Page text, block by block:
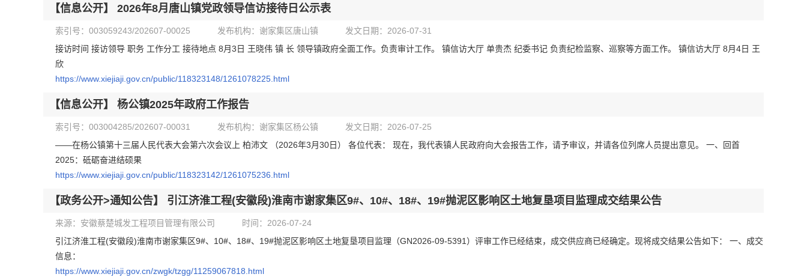
【信息公开】 2026年8月唐山镇党政领导信访接待日公示表
索引号：003059243/202607-00025 发布机构：谢家集区唐山镇
发文日期：2026-07-31
接访时间 接访领导 职务 工作分工 接待地点 8月3日 王晓伟 镇 长 领导镇政府全面工作。负责审计工作。 镇信访大厅 单贵杰 纪委书记 负责纪检监察、巡察等方面工作。 镇信访大厅 8月4日 王
欣
https://www.xiejiaji.gov.cn/public/118323148/1261078225.html
【信息公开】 杨公镇2025年政府工作报告
索引号：003004285/202607-00031 发布机构：谢家集区杨公镇
发文日期：2026-07-25
——在杨公镇第十三届人民代表大会第六次会议上 柏沛文 （2026年3月30日） 各位代表： 现在，我代表镇人民政府向大会报告工作，请予审议，并请各位列席人员提出意见。 一、回首
2025：砥砺奋进结硕果
https://www.xiejiaji.gov.cn/public/118323142/1261075236.html
【政务公开>通知公告】 引江济淮工程(安徽段)淮南市谢家集区9#、10#、18#、19#抛泥区影响区土地复垦项目监理成交结果公告
来源：安徽蔡楚城发工程项目管理有限公司
时间：2026-07-24
引江济淮工程(安徽段)淮南市谢家集区9#、10#、18#、19#抛泥区影响区土地复垦项目监理（GN2026-09-5391）评审工作已经结束，成交供应商已经确定。现将成交结果公告如下： 一、成交
信息：
https://www.xiejiaji.gov.cn/zwgk/tzgg/11259067818.html